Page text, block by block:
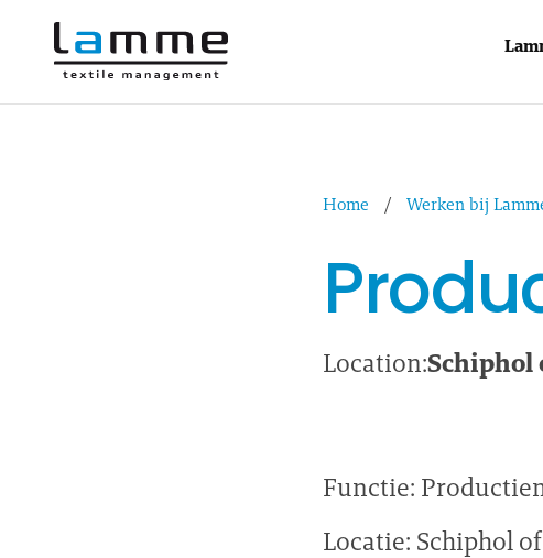
Home / Werken bij
Location:Schiphol
Functie:
Locatie: Schiphol